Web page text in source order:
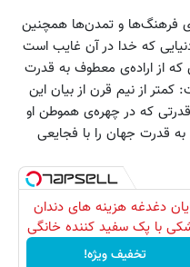
فرهنگ‌ها و تمدن‌ها همچنین
که خدا در آن غایب است
که از اراده‌ی معطوف به قدرت
از نیم قرن از بیان این
که در چهره‌ی هموطن او
به قدرت جهان را با فجایعی
دغدغه هزینه های دندان
با پک سفید کننده خانگی
تخفیف ویژه!